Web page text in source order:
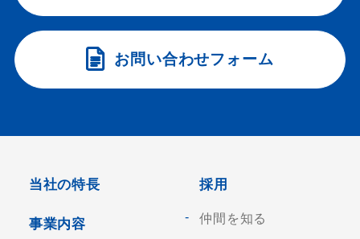
お問い合わせフォーム
当社の特長
事業内容
採用
仲間を知る